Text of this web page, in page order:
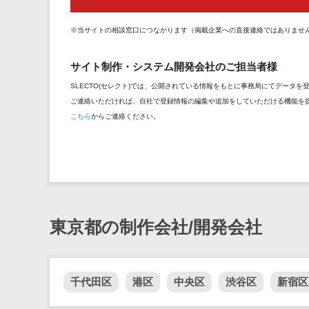
※当サイトの相談窓口につながります（掲載企業への直接連絡ではありませ
サイト制作・システム開発会社のご担当者様
SLECTO(セレクト)では、公開されている情報をもとに事務局にてデータを
ご連絡いただければ、自社で登録情報の編集や追加をしていただける機能を
こちらからご連絡ください。
東京都の制作会社/開発会社
千代田区 港区 中央区 渋谷区 新宿区